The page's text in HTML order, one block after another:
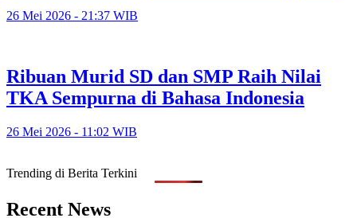
26 Mei 2026 - 21:37 WIB
Ribuan Murid SD dan SMP Raih Nilai
TKA Sempurna di Bahasa Indonesia
26 Mei 2026 - 11:02 WIB
Trending di Berita Terkini
Recent News